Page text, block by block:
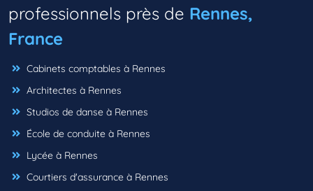
professionnels près de Rennes,
France
Cabinets comptables à Rennes
Architectes à Rennes
Studios de danse à Rennes
École de conduite à Rennes
Lycée à Rennes
Courtiers d'assurance à Rennes